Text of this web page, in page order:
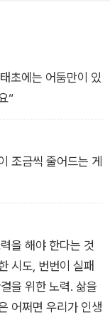
초에는 어둠만이 있
“
조금씩 줄어드는 게
을 해야 한다는 것
시도, 번번이 실패
을 위한 노력. 삶을
어쩌면 우리가 인생